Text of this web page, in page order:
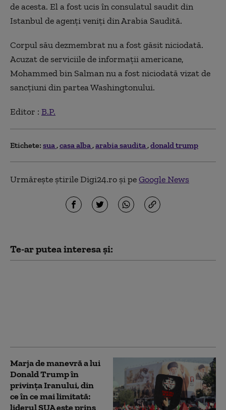
de acesta. El a fost ucis în consulatul saudit din
Istanbul de agenţi veniţi din Arabia Saudită.
Corpul său dezmembrat nu a fost găsit niciodată.
Acuzat de serviciile de informaţii americane,
Mohammed bin Salman nu a fost niciodată vizat de
sancţiuni din partea Washingtonului.
Editor : B.P.
Etichete: sua casa alba arabia saudita donald trump
Urmărește știrile Digi24.ro și peGoogle News
Te-ar putea interesa și:
Marja de manevră a lui
Donald Trump în
privința Iranului, din
ce în ce mai limitată:
liderul SUA este prins